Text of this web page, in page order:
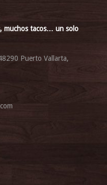
muchos tacos… un solo
Puerto Vallarta,